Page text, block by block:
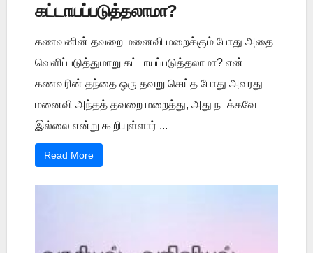
கட்டாயப்படுத்தலாமா?
கணவனின் தவறை மனைவி மறைக்கும் போது அதை
வெளிப்படுத்துமாறு கட்டாயப்படுத்தலாமா? என்
கணவரின் தந்தை ஒரு தவறு செய்த போது அவரது
மனைவி அந்தத் தவறை மறைத்து, அது நடக்கவே
இல்லை என்று கூறியுள்ளார் ...
Read More